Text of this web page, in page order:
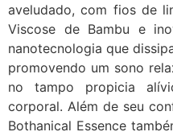
aveludado, com fios de
Viscose de Bambu e
nanotecnologia que
promovendo um sono
no tampo propicia
corporal. Além de seu
Bothanical Essence